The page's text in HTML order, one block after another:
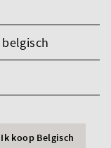
Ik koop Belgisch